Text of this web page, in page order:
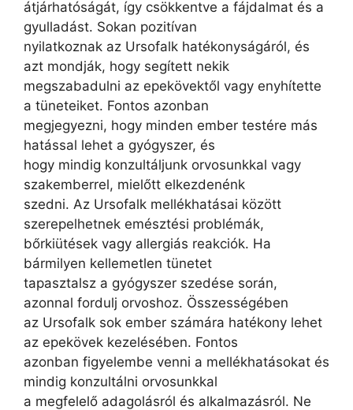
átjárhatóságát, így csökkentve a fájdalmat és a
gyulladást. Sokan pozitívan
nyilatkoznak az Ursofalk hatékonyságáról, és
azt mondják, hogy segített nekik
megszabadulni az epekövektől vagy enyhítette
a tüneteiket. Fontos azonban
megjegyezni, hogy minden ember testére más
hatással lehet a gyógyszer, és
hogy mindig konzultáljunk orvosunkkal vagy
szakemberrel, mielőtt elkezdenénk
szedni. Az Ursofalk mellékhatásai között
szerepelhetnek emésztési problémák,
bőrkiütések vagy allergiás reakciók. Ha
bármilyen kellemetlen tünetet
tapasztalsz a gyógyszer szedése során,
azonnal fordulj orvoshoz. Összességében
az Ursofalk sok ember számára hatékony lehet
az epekövek kezelésében. Fontos
azonban figyelembe venni a mellékhatásokat és
mindig konzultálni orvosunkkal
a megfelelő adagolásról és alkalmazásról. Ne